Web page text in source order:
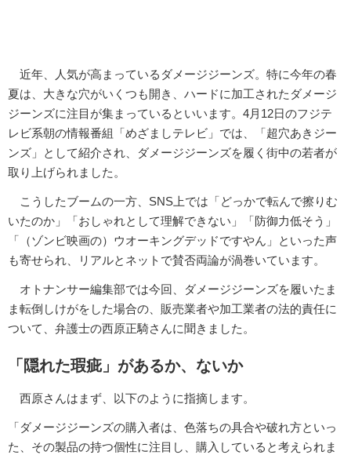
近年、人気が高まっているダメージジーンズ。特に今年の春
夏は、大きな穴がいくつも開き、ハードに加工されたダメージ
ジーンズに注目が集まっているといいます。4月12日のフジテ
レビ系朝の情報番組「めざましテレビ」では、「超穴あきジー
ンズ」として紹介され、ダメージジーンズを履く街中の若者が
取り上げられました。
こうしたブームの一方、SNS上では「どっかで転んで擦りむ
いたのか」「おしゃれとして理解できない」「防御力低そう」
「（ゾンビ映画の）ウオーキングデッドですやん」といった声
も寄せられ、リアルとネットで賛否両論が渦巻いています。
オトナンサー編集部では今回、ダメージジーンズを履いたま
ま転倒しけがをした場合の、販売業者や加工業者の法的責任に
ついて、弁護士の西原正騎さんに聞きました。
「隠れた瑕疵」があるか、ないか
西原さんはまず、以下のように指摘します。
「ダメージジーンズの購入者は、色落ちの具合や破れ方といっ
た、その製品の持つ個性に注目し、購入していると考えられま